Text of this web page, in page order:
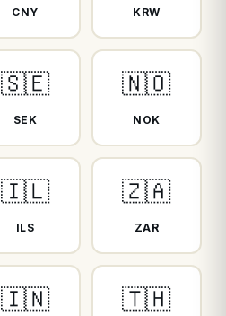
CNY KRW
🇸🇪
SEK
🇳🇴
NOK
🇮🇱
ILS
🇿🇦
ZAR
🇮🇳 🇹🇭